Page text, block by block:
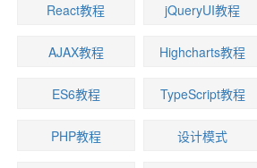
React教程 jQueryUI教程
AJAX教程 Highcharts教程
ES6教程 TypeScript教程
PHP教程 设计模式